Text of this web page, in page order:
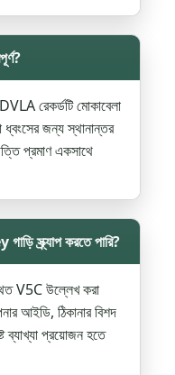
রেকর্ডটি মোকাবেলা
ধ্বংসের জন্য স্থানান্তর
প্রমাণ একসাথে
স্ক্র্যাপ করতে পারি?
V5C উল্লেখ করা
আইডি, ঠিকানার বিশদ
ব্যাখ্যা প্রয়োজন হতে